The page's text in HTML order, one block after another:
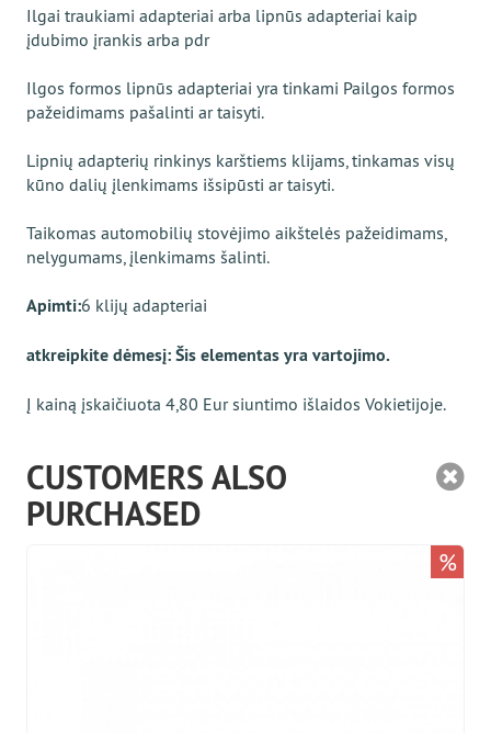
Ilgai traukiami adapteriai arba lipnūs adapteriai kaip
įdubimo įrankis arba pdr
Ilgos formos lipnūs adapteriai yra tinkami Pailgos formos
pažeidimams pašalinti ar taisyti.
Lipnių adapterių rinkinys karštiems klijams, tinkamas visų
kūno dalių įlenkimams išsipūsti ar taisyti.
Taikomas automobilių stovėjimo aikštelės pažeidimams,
nelygumams, įlenkimams šalinti.
Apimti:6 klijų adapteriai
atkreipkite dėmesį: Šis elementas yra vartojimo.
Į kainą įskaičiuota 4,80 Eur siuntimo išlaidos Vokietijoje.
CUSTOMERS ALSO
PURCHASED
%